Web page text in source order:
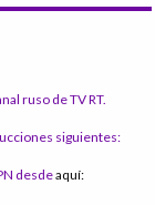
ruso de TV RT.
siguientes:
desdeaquí: